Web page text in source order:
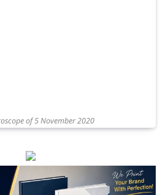
of 5 November 2020